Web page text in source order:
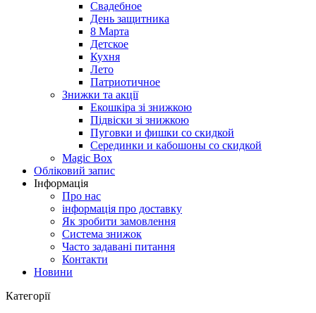
Свадебное
День защитника
8 Марта
Детское
Кухня
Лето
Патриотичное
Знижки та акції
Екошкіра зі знижкою
Підвіски зі знижкою
Пуговки и фишки со скидкой
Серединки и кабошоны со скидкой
Magic Box
Обліковий запис
Інформація
Про нас
інформація про доставку
Як зробити замовлення
Система знижок
Часто задавані питання
Контакти
Новини
Категорії